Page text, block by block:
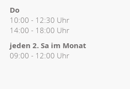
Do
10:00 - 12:30 Uhr
14:00 - 18:00 Uhr
jeden 2. Sa im Monat
09:00 - 12:00 Uhr